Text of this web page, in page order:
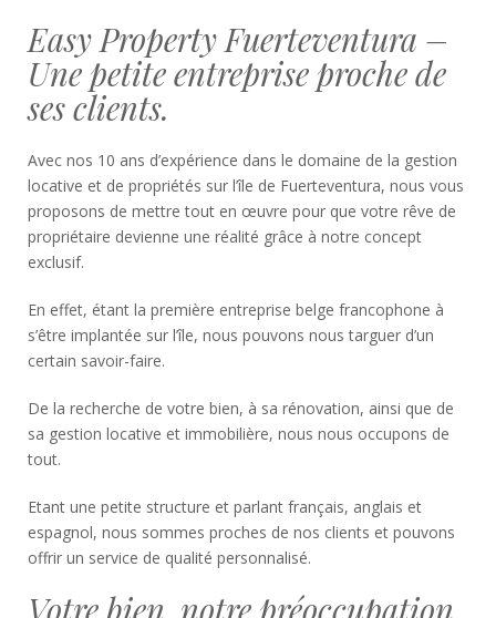
Easy Property Fuerteventura –
Une petite entreprise proche de
ses clients.
Avec nos 10 ans d’expérience dans le domaine de la gestion
locative et de propriétés sur l’île de Fuerteventura, nous vous
proposons de mettre tout en œuvre pour que votre rêve de
propriétaire devienne une réalité grâce à notre concept
exclusif.
En effet, étant la première entreprise belge francophone à
s’être implantée sur l’île, nous pouvons nous targuer d’un
certain savoir-faire.
De la recherche de votre bien, à sa rénovation, ainsi que de
sa gestion locative et immobilière, nous nous occupons de
tout.
Etant une petite structure et parlant français, anglais et
espagnol, nous sommes proches de nos clients et pouvons
offrir un service de qualité personnalisé.